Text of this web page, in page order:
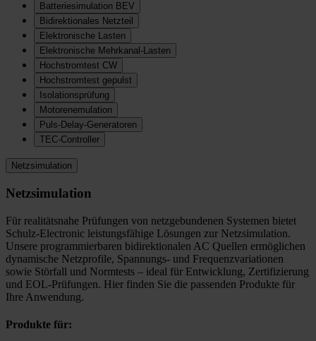
Batteriesimulation BEV
Bidirektionales Netzteil
Elektronische Lasten
Elektronische Mehrkanal-Lasten
Hochstromtest CW
Hochstromtest gepulst
Isolationsprüfung
Motorenemulation
Puls-Delay-Generatoren
TEC-Controller
Netzsimulation
Netzsimulation
Für realitätsnahe Prüfungen von netzgebundenen Systemen bietet
Schulz-Electronic leistungsfähige Lösungen zur Netzsimulation.
Unsere programmierbaren bidirektionalen AC Quellen ermöglichen
dynamische Netzprofile, Spannungs- und Frequenzvariationen
sowie Störfall und Normtests – ideal für Entwicklung, Zertifizierung
und EOL-Prüfungen. Hier finden Sie die passenden Produkte für
Ihre Anwendung.
Produkte für: